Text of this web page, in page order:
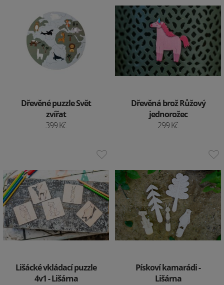
Dřevěné puzzle Svět
zvířat
399 Kč
Dřevěná brož Růžový
jednorožec
299 Kč
Lišácké vkládací puzzle
4v1 - Lišárna
Pískoví kamarádi -
Lišárna